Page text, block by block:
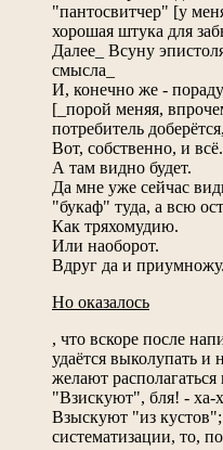
"пантосвитчер" [у
хорошая штука для
Далее_ Всуну
смысла_
И, конечно же -
[_порой меняя,
потребитель
Вот, собственно, и всё.
А там видно будет.
Да мне уже сейчас
"букаф" туда, а всю
Как тряхомудию.
Или наоборот.
Вдруг да и приумножу.
Но оказалось
, что вскоре после
удаётся выколупать и
желают
"Взискуют", бля! - ха-
Взыскуют "из
систематизации, то,